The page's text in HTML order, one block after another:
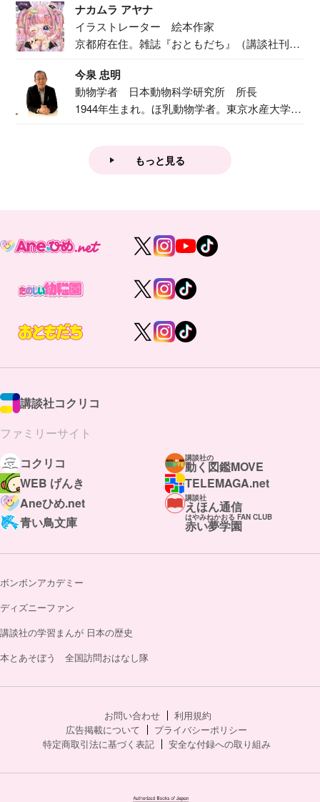
ナカムラ アヤナ
イラストレーター 絵本作家
京都府在住。雑誌『おともだち』（講談社刊）
今泉 忠明
動物学者 日本動物科学研究所 所長
1944年生まれ。ほ乳動物学者。東京水産大学卒
もっと見る
講談社コクリコ
ファミリーサイト
コクリコ
講談社の
動く図鑑MOVE
WEB げんき
TELEMAGA.net
Aneひめ.net
講談社
えほん通信
青い鳥文庫
はやみねかおる FAN CLUB
赤い夢学園
ボンボンアカデミー
ディズニーファン
講談社の学習まんが 日本の歴史
本とあそぼう 全国訪問おはなし隊
お問い合わせ
利用規約
広告掲載について
プライバシーポリシー
特定商取引法に基づく表記
安全な付録への取り組み